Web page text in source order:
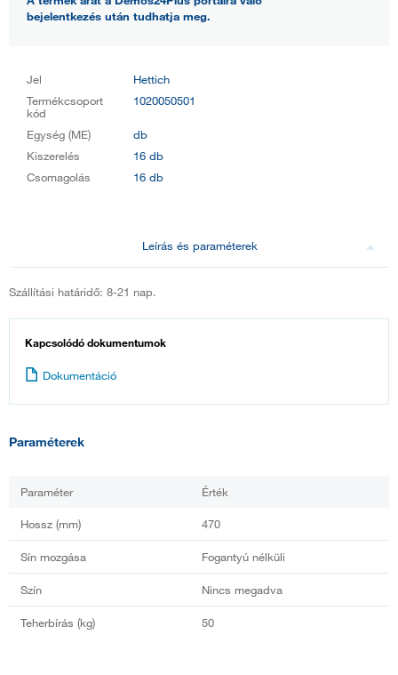
bejelentkezés után tudhatja meg.
Jel
Hettich
Termékcsoport
kód
1020050501
Egység (ME)
db
Kiszerelés
16 db
Csomagolás
16 db
Leírás és paraméterek
Szállítási határidő: 8-21 nap.
Kapcsolódó dokumentumok
Dokumentáció
Paraméterek
Paraméter Érték
Hossz (mm) 470
Sín mozgása Fogantyú nélküli
Szín Nincs megadva
Teherbírás (kg) 50